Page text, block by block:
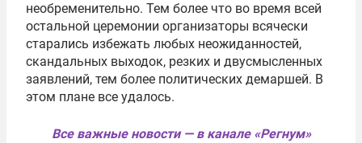
необременительно. Тем более что во время всей
остальной церемонии организаторы всячески
старались избежать любых неожиданностей,
скандальных выходок, резких и двусмысленных
заявлений, тем более политических демаршей. В
этом плане все удалось.
Все важные новости — в канале «Регнум»